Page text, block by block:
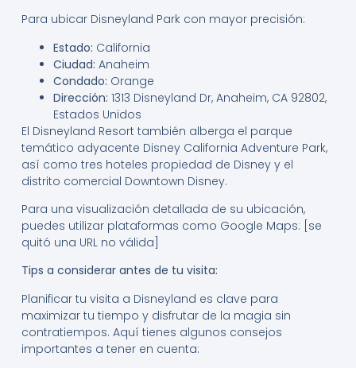
Para ubicar Disneyland Park con mayor precisión:
Estado: California
Ciudad: Anaheim
Condado: Orange
Dirección: 1313 Disneyland Dr, Anaheim, CA 92802,
Estados Unidos
El Disneyland Resort también alberga el parque
temático adyacente Disney California Adventure Park,
así como tres hoteles propiedad de Disney y el
distrito comercial Downtown Disney.
Para una visualización detallada de su ubicación,
puedes utilizar plataformas como Google Maps: [se
quitó una URL no válida]
Tips a considerar antes de tu visita:
Planificar tu visita a Disneyland es clave para
maximizar tu tiempo y disfrutar de la magia sin
contratiempos. Aquí tienes algunos consejos
importantes a tener en cuenta: